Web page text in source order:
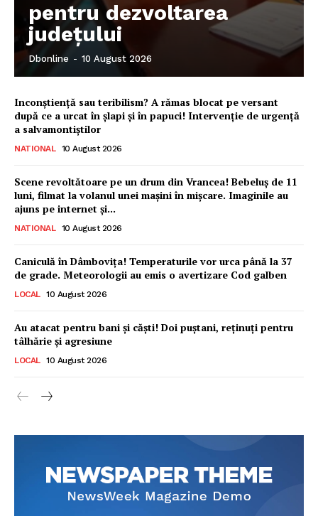
pentru dezvoltarea
județului
Dbonline - 10 August 2026
Inconștiență sau teribilism? A rămas blocat pe versant
după ce a urcat în șlapi și în papuci! Intervenție de urgență
a salvamontiștilor
NATIONAL 10 August 2026
Scene revoltătoare pe un drum din Vrancea! Bebeluș de 11
luni, filmat la volanul unei mașini în mișcare. Imaginile au
ajuns pe internet și...
NATIONAL 10 August 2026
Caniculă în Dâmbovița! Temperaturile vor urca până la 37
de grade. Meteorologii au emis o avertizare Cod galben
LOCAL 10 August 2026
Au atacat pentru bani și căști! Doi puștani, reținuți pentru
tâlhărie și agresiune
LOCAL 10 August 2026